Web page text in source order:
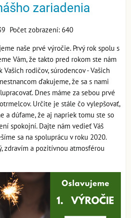
zariadenia
Počet zobrazení: 640
naše prvé výročie. Prvý rok spolu s
Vám, že takto pred rokom ste nám
rodičov, súrodencov - Vašich
ďakujeme, že sa s nami
Dnes máme za sebou prvé
Určite je stále čo vylepšovať,
a dúfame, že aj napriek tomu ste so
spokojní. Dajte nám vedieť Váš
sa na spoluprácu v roku 2020.
zdravím a pozitívnou atmosférou